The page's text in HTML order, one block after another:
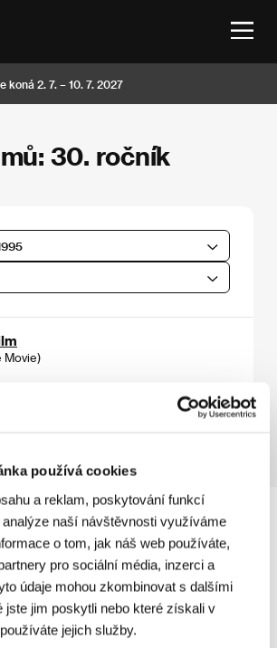
používá cookies
a reklam, poskytování funkcí
naší návštěvnosti využíváme
o tom, jak náš web používáte,
pro sociální média, inzerci a
údaje mohou zkombinovat s dalšími
jste jim poskytli nebo které získali v
jejich služby.
koná 2. 7. – 10. 7. 2027
30. ročník
Movie)